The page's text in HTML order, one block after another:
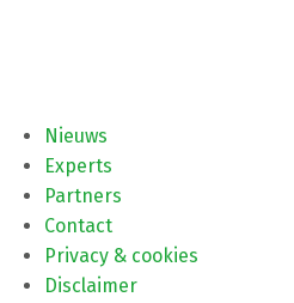
Nieuws
Experts
Partners
Contact
Privacy & cookies
Disclaimer